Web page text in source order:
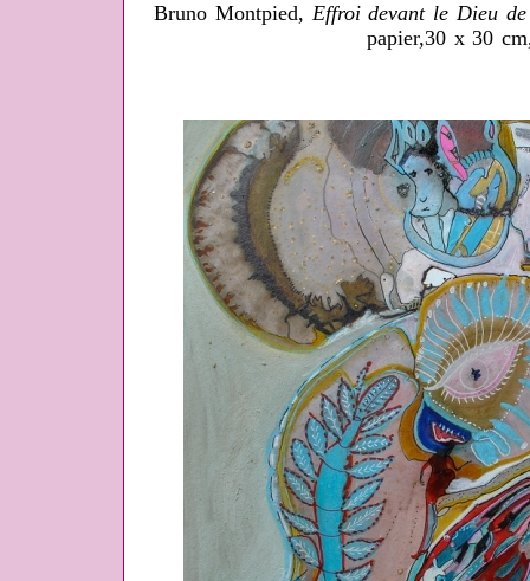
Bruno Montpied, Effroi devant le Dieu
papier,30 x 30